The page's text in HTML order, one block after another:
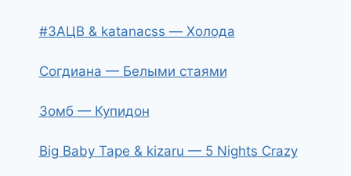
#ЗАЦВ & katanacss — Холода
Согдиана — Белыми стаями
Зомб — Купидон
Big Baby Tape & kizaru — 5 Nights Crazy